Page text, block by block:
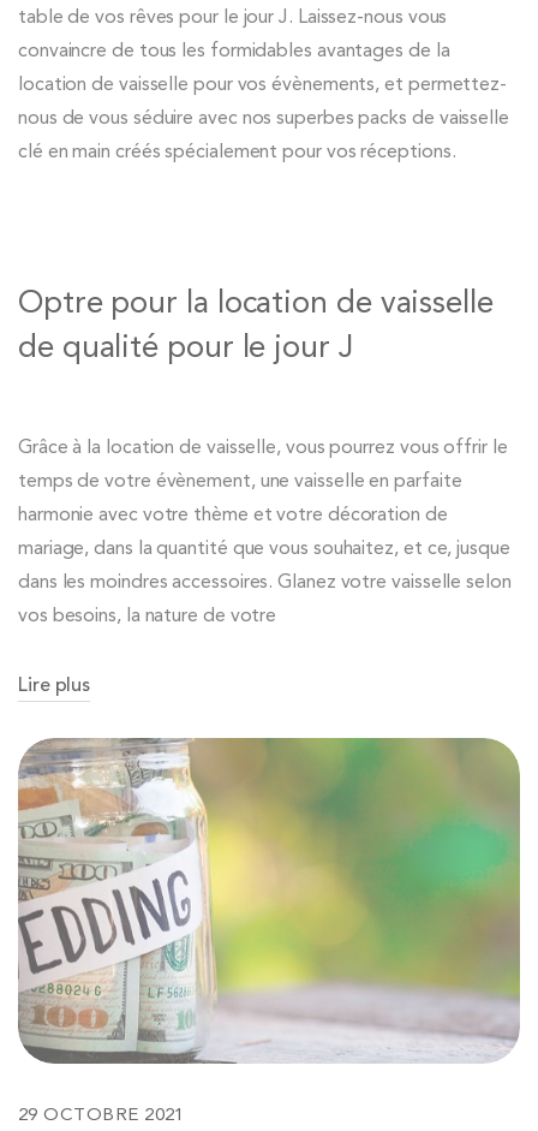
table de vos rêves pour le jour J. Laissez-nous vous
convaincre de tous les formidables avantages de la
location de vaisselle pour vos évènements, et permettez-
nous de vous séduire avec nos superbes packs de vaisselle
clé en main créés spécialement pour vos réceptions.
Optre pour la location de vaisselle
de qualité pour le jour J
Grâce à la location de vaisselle, vous pourrez vous offrir le
temps de votre évènement, une vaisselle en parfaite
harmonie avec votre thème et votre décoration de
mariage, dans la quantité que vous souhaitez, et ce, jusque
dans les moindres accessoires. Glanez votre vaisselle selon
vos besoins, la nature de votre
Lire plus
29 OCTOBRE 2021